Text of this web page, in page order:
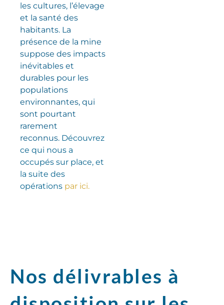
les cultures, l’élevage
et la santé des
habitants. La
présence de la mine
suppose des impacts
inévitables et
durables pour les
populations
environnantes, qui
sont pourtant
rarement
reconnus. Découvrez
ce qui nous a
occupés sur place, et
la suite des
opérations par ici.
Nos délivrables à